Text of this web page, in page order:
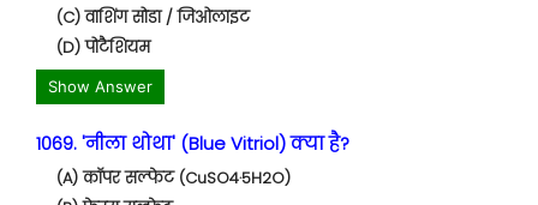
(C) वाशिंग सोडा / जिओलाइट
(D) पोटैशियम
Show Answer
1069. 'नीला थोथा' (Blue Vitriol) क्या है?
(A) कॉपर सल्फेट (CuSO4·5H2O)